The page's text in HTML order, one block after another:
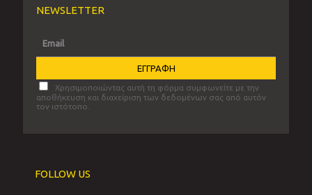
NEWSLETTER
Χρησιμοποιώντας αυτή τη φόρμα συμφωνείτε με την
αποθήκευση και διαχείριση των δεδομένων σας από αυτόν
τον ιστότοπο.
FOLLOW US